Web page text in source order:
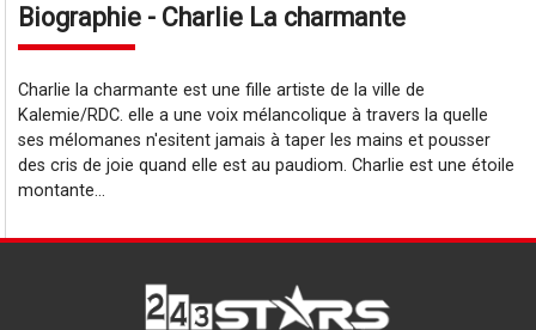
Biographie - Charlie La charmante
Charlie la charmante est une fille artiste de la ville de
Kalemie/RDC. elle a une voix mélancolique à travers la quelle
ses mélomanes n'esitent jamais à taper les mains et pousser
des cris de joie quand elle est au paudiom. Charlie est une étoile
montante...